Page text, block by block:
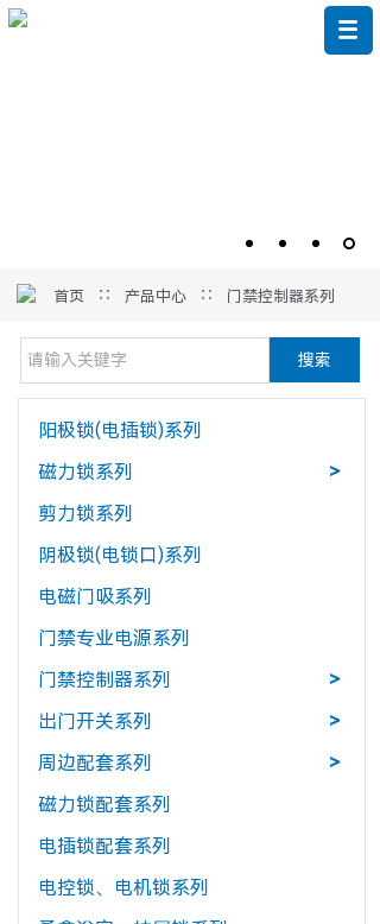
首页 ∷ 产品中心 ∷ 门禁控制器系列
搜索
阳极锁(电插锁)系列
磁力锁系列
>
剪力锁系列
阴极锁(电锁口)系列
电磁门吸系列
门禁专业电源系列
门禁控制器系列
>
出门开关系列
>
周边配套系列
>
磁力锁配套系列
电插锁配套系列
电控锁、电机锁系列